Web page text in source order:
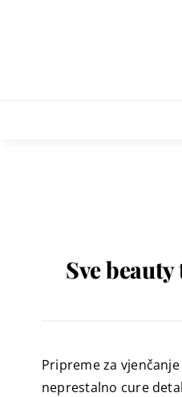
Sve
Pripreme za
neprestalno cure